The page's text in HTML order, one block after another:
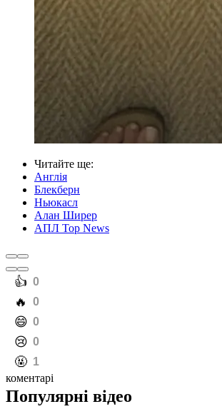
Читайте ще:
Англія
Блекберн
Ньюкасл
Алан Ширер
АПЛ Top News
️👍 0
️🔥 0
️😄 0
️😢 0
️🤬 1
коментарі